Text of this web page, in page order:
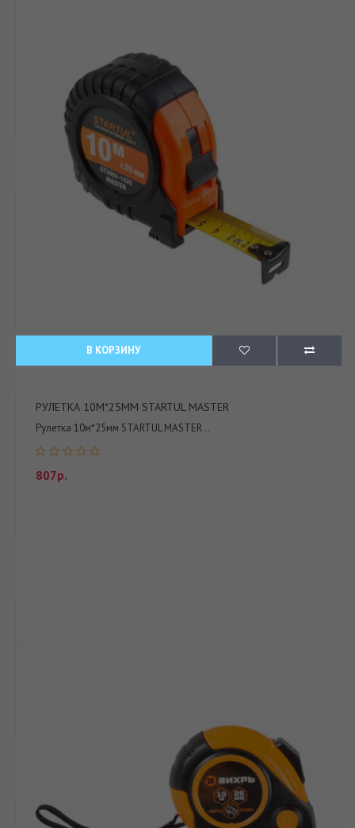
В КОРЗИНУ
РУЛЕТКА 10М*25ММ STARTUL MASTER
Рулетка 10м*25мм STARTUL MASTER ..
807р.